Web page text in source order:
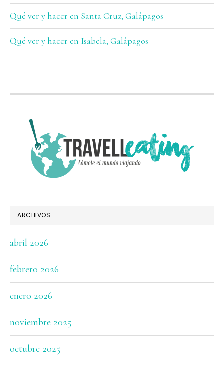
Qué ver y hacer en Santa Cruz, Galápagos
Qué ver y hacer en Isabela, Galápagos
FOOTER
ARCHIVOS
abril 2026
febrero 2026
enero 2026
noviembre 2025
octubre 2025